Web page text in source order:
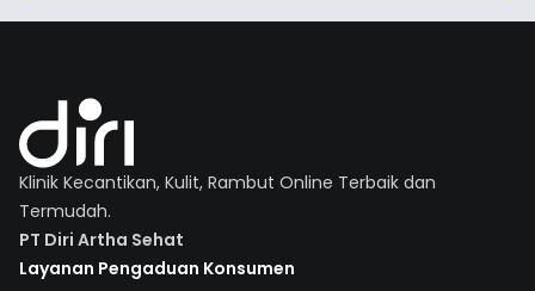
Klinik Kecantikan, Kulit, Rambut Online Terbaik dan
Termudah.
PT Diri Artha Sehat
Layanan Pengaduan Konsumen